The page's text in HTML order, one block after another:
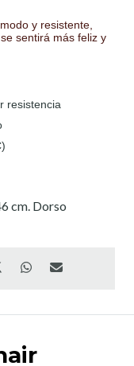
y resistente,
sentirá más feliz y
resistencia
cm. Dorso